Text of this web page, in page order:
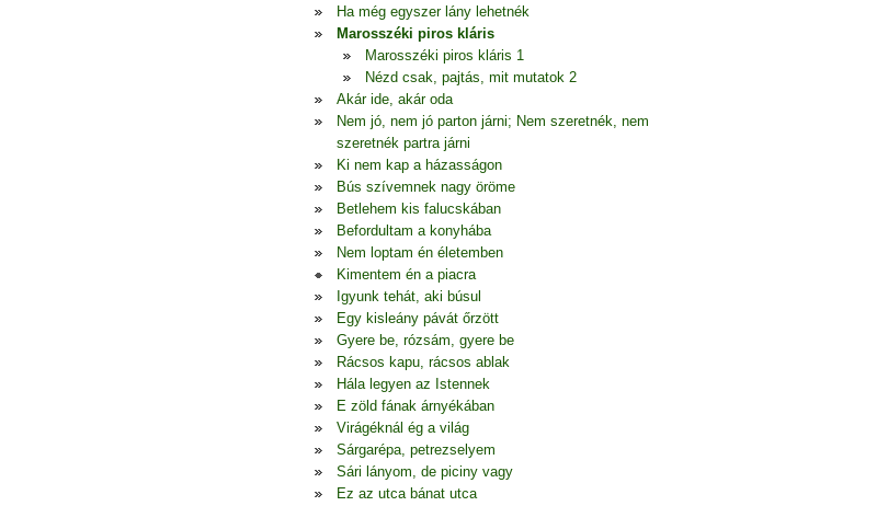
Ha még egyszer lány lehetnék
Marosszéki piros kláris
Marosszéki piros kláris 1
Nézd csak, pajtás, mit mutatok 2
Akár ide, akár oda
Nem jó, nem jó parton járni; Nem szeretnék, nem
szeretnék partra járni
Ki nem kap a házasságon
Bús szívemnek nagy öröme
Betlehem kis falucskában
Befordultam a konyhába
Nem loptam én életemben
Kimentem én a piacra
Igyunk tehát, aki búsul
Egy kisleány pávát őrzött
Gyere be, rózsám, gyere be
Rácsos kapu, rácsos ablak
Hála legyen az Istennek
E zöld fának árnyékában
Virágéknál ég a világ
Sárgarépa, petrezselyem
Sári lányom, de piciny vagy
Ez az utca bánat utca